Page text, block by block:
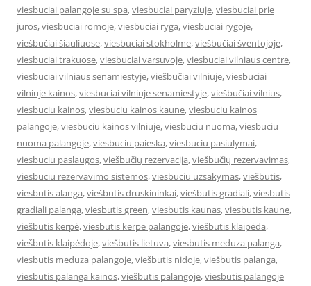
viesbuciai palangoje su spa,viesbuciai paryziuje,viesbuciai prie
juros,viesbuciai romoje,viesbuciai ryga,viesbuciai rygoje,
viešbučiai šiauliuose,viesbuciai stokholme,viešbučiai šventojoje,
viesbuciai trakuose,viesbuciai varsuvoje,viesbuciai vilniaus centre,
viesbuciai vilniaus senamiestyje,viešbučiai vilniuje,viesbuciai
vilniuje kainos,viesbuciai vilniuje senamiestyje,viešbučiai vilnius,
viesbuciu kainos,viesbuciu kainos kaune,viesbuciu kainos
palangoje,viesbuciu kainos vilniuje,viesbuciu nuoma,viesbuciu
nuoma palangoje,viesbuciu paieska,viesbuciu pasiulymai,
viesbuciu paslaugos,viešbučių rezervacija,viešbučių rezervavimas,
viesbuciu rezervavimo sistemos,viesbuciu uzsakymas,viešbutis,
viesbutis alanga,viešbutis druskininkai,viešbutis gradiali,viesbutis
gradiali palanga,viesbutis green,viesbutis kaunas,viesbutis kaune,
viešbutis kerpė,viesbutis kerpe palangoje,viešbutis klaipėda,
viešbutis klaipėdoje,viešbutis lietuva,viesbutis meduza palanga,
viesbutis meduza palangoje,viešbutis nidoje,viešbutis palanga,
viesbutis palanga kainos,viešbutis palangoje,viesbutis palangoje